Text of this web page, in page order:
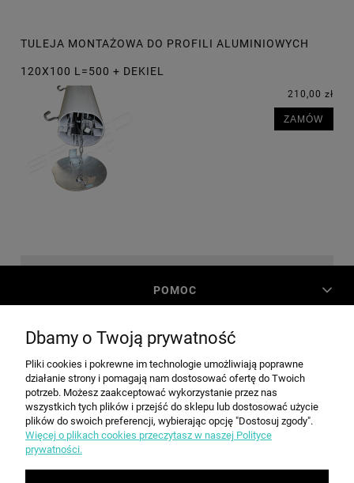
TULEJA MONTAŻOWA DO PROFILI ALUMINIOWYCH
120X100 L=500 + DEKIEL
210,00 zł
ZAMÓW
POMOC
MOJE KONTO
PŁATNOŚCI I DOSTAWA
INFORMACJE
Dbamy o Twoją prywatność
Pliki cookies i pokrewne im technologie umożliwiają poprawne
działanie strony i pomagają nam dostosować ofertę do Twoich
potrzeb. Możesz zaakceptować wykorzystanie przez nas
wszystkich tych plików i przejść do sklepu lub dostosować użycie
plików do swoich preferencji, wybierając opcję "Dostosuj zgody".
Więcej o plikach cookies przeczytasz w naszej Polityce
prywatności.